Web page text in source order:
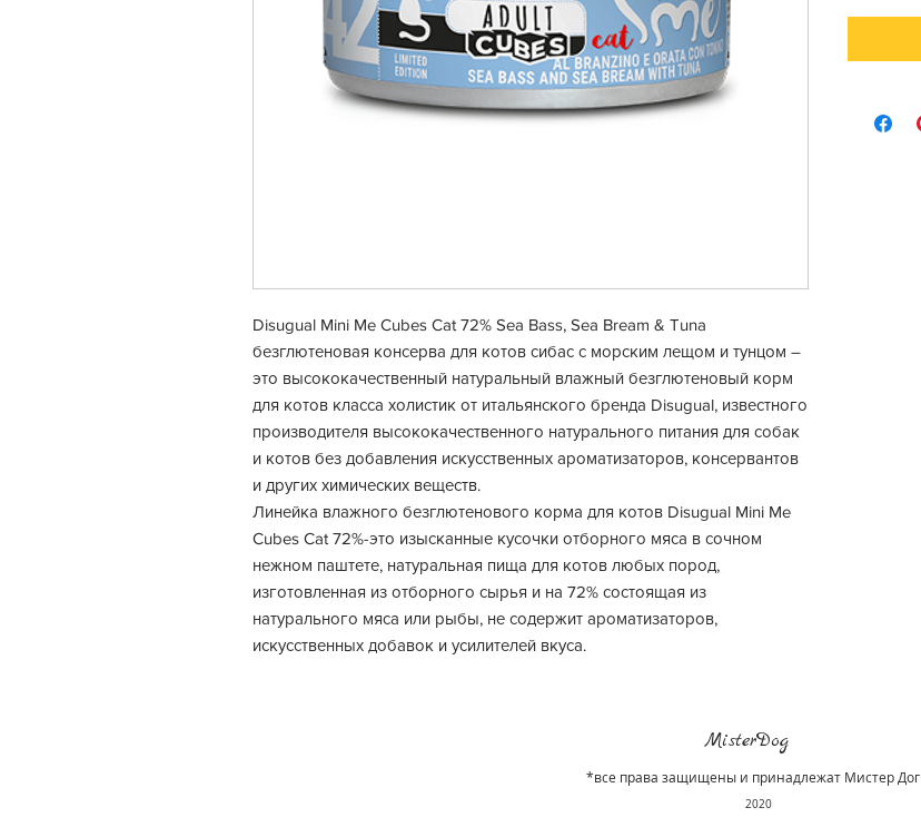
Disugual Mini Me Cubes Cat 72% Sea Bass, Sea Bream & Tuna
безглютеновая консерва для котов сибас с морским лещом и тунцом –
это высококачественный натуральный влажный безглютеновый корм
для котов класса холистик от итальянского бренда Disugual, известного
производителя высококачественного натурального питания для собак
и котов без добавления искусственных ароматизаторов, консервантов
и других химических веществ.
Линейка влажного безглютенового корма для котов Disugual Mini Me
Cubes Cat 72%-это изысканные кусочки отборного мяса в сочном
нежном паштете, натуральная пища для котов любых пород,
изготовленная из отборного сырья и на 72% состоящая из
натурального мяса или рыбы, не содержит ароматизаторов,
искусственных добавок и усилителей вкуса.
MisterDog
*все права защищены и принадлежат Мистер Дог
2020